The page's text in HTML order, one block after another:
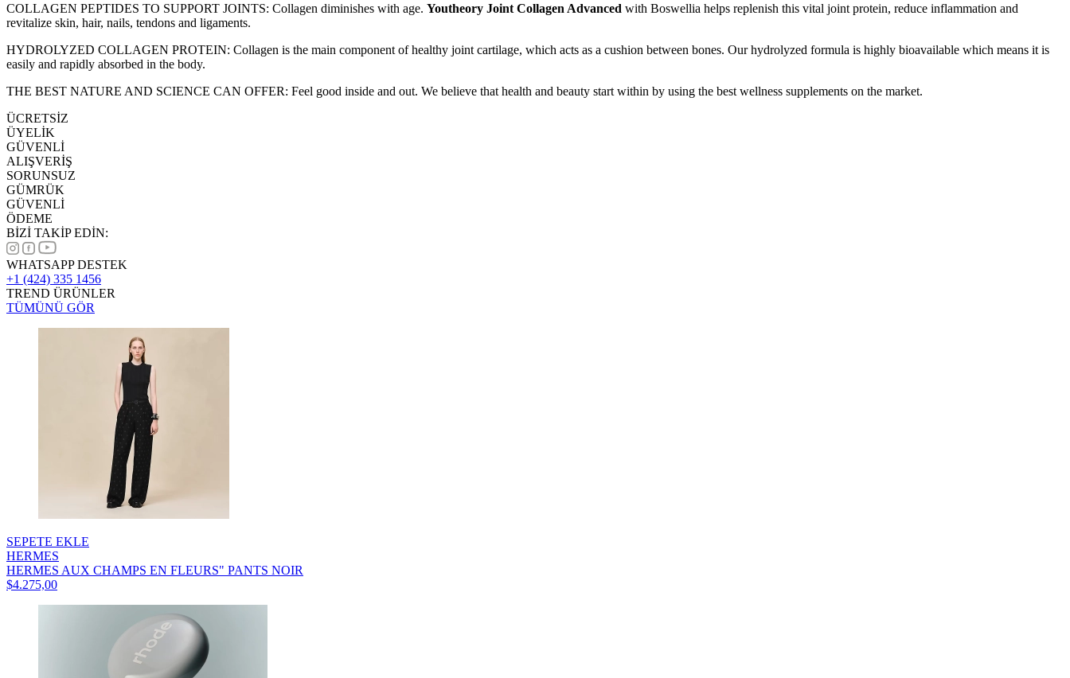
COLLAGEN PEPTIDES TO SUPPORT JOINTS: Collagen diminishes with age. Youtheory Joint Collagen Advanced with Boswellia helps replenish this vital joint protein, reduce inflammation and
revitalize skin, hair, nails, tendons and ligaments.
HYDROLYZED COLLAGEN PROTEIN: Collagen is the main component of healthy joint cartilage, which acts as a cushion between bones. Our hydrolyzed formula is highly bioavailable which means it is
easily and rapidly absorbed in the body.
THE BEST NATURE AND SCIENCE CAN OFFER: Feel good inside and out. We believe that health and beauty start within by using the best wellness supplements on the market.
ÜCRETSİZ
ÜYELİK
GÜVENLİ
ALIŞVERİŞ
SORUNSUZ
GÜMRÜK
GÜVENLİ
ÖDEME
BİZİ TAKİP EDİN:
WHATSAPP DESTEK
+1 (424) 335 1456
TREND ÜRÜNLER
TÜMÜNÜ GÖR
SEPETE EKLE
HERMES
HERMES AUX CHAMPS EN FLEURS" PANTS NOIR
$4.275,00